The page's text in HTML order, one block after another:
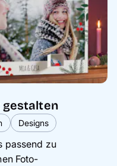
Designs
passend zu
Foto-